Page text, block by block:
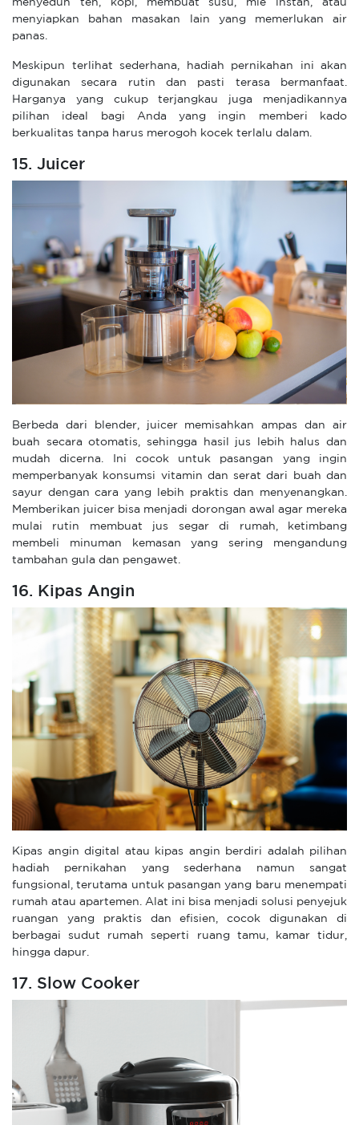
menyeduh teh, kopi, membuat susu, mie instan, atau
menyiapkan bahan masakan lain yang memerlukan air
panas.
Meskipun terlihat sederhana, hadiah pernikahan ini akan
digunakan secara rutin dan pasti terasa bermanfaat.
Harganya yang cukup terjangkau juga menjadikannya
pilihan ideal bagi Anda yang ingin memberi kado
berkualitas tanpa harus merogoh kocek terlalu dalam.
15. Juicer
Berbeda dari blender, juicer memisahkan ampas dan air
buah secara otomatis, sehingga hasil jus lebih halus dan
mudah dicerna. Ini cocok untuk pasangan yang ingin
memperbanyak konsumsi vitamin dan serat dari buah dan
sayur dengan cara yang lebih praktis dan menyenangkan.
Memberikan juicer bisa menjadi dorongan awal agar mereka
mulai rutin membuat jus segar di rumah, ketimbang
membeli minuman kemasan yang sering mengandung
tambahan gula dan pengawet.
16. Kipas Angin
Kipas angin digital atau kipas angin berdiri adalah pilihan
hadiah pernikahan yang sederhana namun sangat
fungsional, terutama untuk pasangan yang baru menempati
rumah atau apartemen. Alat ini bisa menjadi solusi penyejuk
ruangan yang praktis dan efisien, cocok digunakan di
berbagai sudut rumah seperti ruang tamu, kamar tidur,
hingga dapur.
17. Slow Cooker